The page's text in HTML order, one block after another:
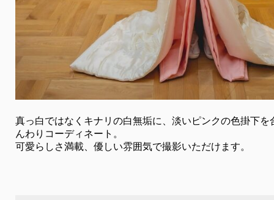
真っ白ではなくキナリの白無垢に、淡いピンクの色掛下を
んわりコーディネート。
可愛らしさ満載、優しい雰囲気で撮影いただけます。